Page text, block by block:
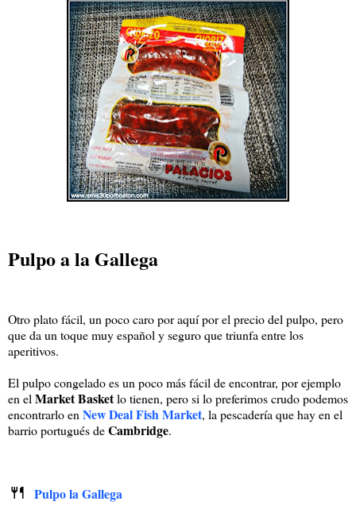
Pulpo a la Gallega
Otro plato fácil, un poco caro por aquí por el precio del pulpo, pero
que da un toque muy español y seguro que triunfa entre los
aperitivos.
El pulpo congelado es un poco más fácil de encontrar, por ejemplo
en elMarket Basketlo tienen, pero si lo preferimos crudo podemos
encontrarlo enNew Deal Fish Market, la pescadería que hay en el
barrio portugués deCambridge.
🍴 Pulpo la Gallega